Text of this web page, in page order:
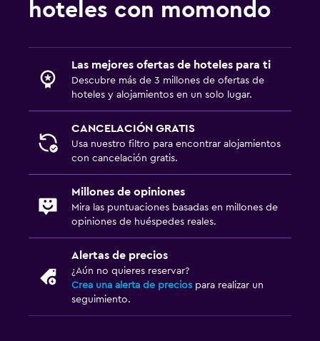
hoteles con momondo
Las mejores ofertas de hoteles para ti
Descubre más de 3 millones de ofertas de
hoteles y alojamientos en un solo lugar.
CANCELACIÓN GRATIS
Usa nuestro filtro para encontrar alojamientos
con cancelación gratis.
Millones de opiniones
Mira las puntuaciones basadas en millones de
opiniones de huéspedes reales.
Alertas de precios
¿Aún no quieres reservar?
Crea una alerta de precios para realizar un
seguimiento.